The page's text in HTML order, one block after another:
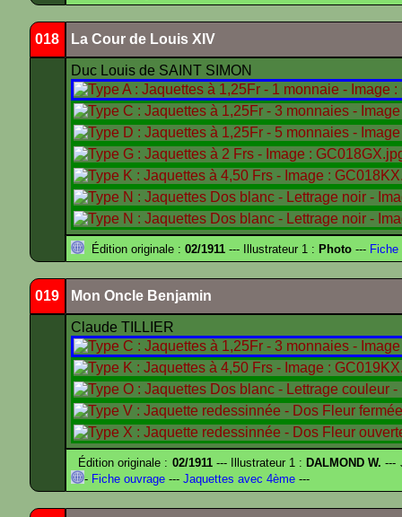
018 La Cour de Louis XIV
Duc Louis de SAINT SIMON
Édition originale : 02/1911 --- Illustrateur 1 : Photo --- Fiche
019 Mon Oncle Benjamin
Claude TILLIER
Édition originale : 02/1911--- Illustrateur 1 : DALMOND W. ---
- Fiche ouvrage --- Jaquettes avec 4ème ---